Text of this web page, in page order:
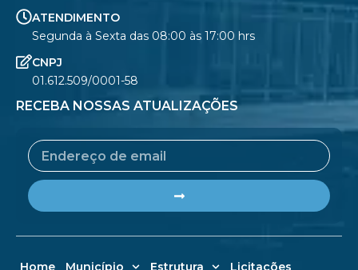
ATENDIMENTO
Segunda à Sexta das 08:00 às 17:00 hrs
CNPJ
01.612.509/0001-58
RECEBA NOSSAS ATUALIZAÇÕES
Email
Home Município Estrutura Licitações